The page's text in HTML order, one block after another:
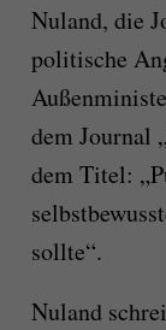
Nuland, die
politische
dem Journal
dem Titel:
sollte“.
Nuland